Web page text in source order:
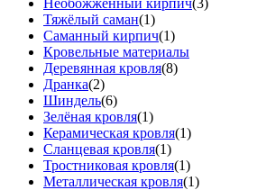
Тяжёлый саман(1)
Саманный кирпич(1)
Кровельные материалы
Деревянная кровля(8)
Дранка(2)
Шиндель(6)
Зелёная кровля(1)
Керамическая кровля(1)
Сланцевая кровля(1)
Тростниковая кровля(1)
Металлическая кровля(1)